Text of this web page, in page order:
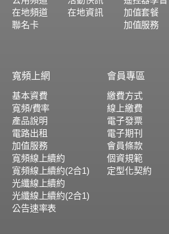
在地頻道
聯名卡
在地資訊
加值套餐
加值服務
寬頻上網
基本資費
寬頻/費率
產品說明
電路出租
加值服務
寬頻線上續約
寬頻線上續約(2合1)
光纖線上續約
光纖線上續約(2合1)
公告速率表
會員專區
繳費方式
線上繳費
電子發票
電子期刊
會員條款
個資規範
定型化契約